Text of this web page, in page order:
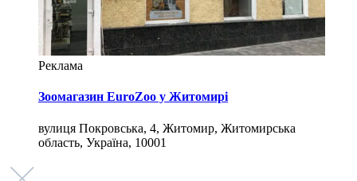
Реклама
Зоомагазин EuroZoo у Житомирі
вулиця Покровська, 4, Житомир, Житомирська
область, Україна, 10001